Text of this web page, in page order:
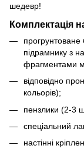
шедевр!
Комплектація
підрамнику з
фрагментами
відповідно
кольорів);
пензлики (2-3
спеціальний
настінні